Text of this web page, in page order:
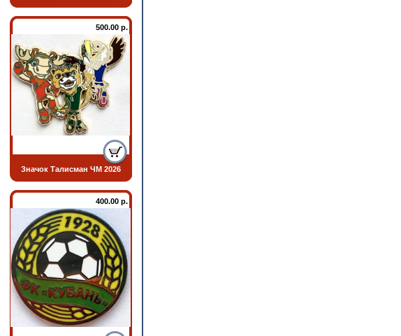
500.00 р.
Значок Талисман ЧМ 2026
400.00 р.